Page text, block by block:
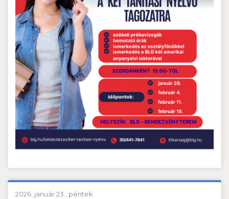
2026. január 23., péntek